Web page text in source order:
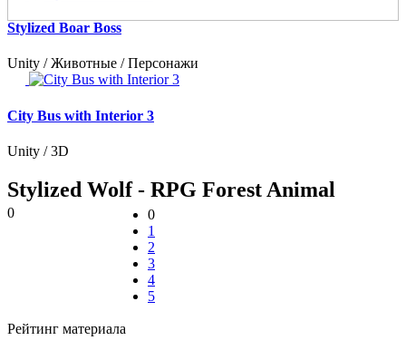
Stylized Boar Boss
Unity / Животные / Персонажи
City Bus with Interior 3
Unity / 3D
Stylized Wolf - RPG Forest Animal
0
0
1
2
3
4
5
Рейтинг материала